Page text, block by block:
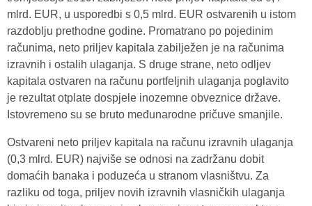
mlrd. EUR, u usporedbi s 0,5 mlrd. EUR ostvarenih u istom
razdoblju prethodne godine. Promatrano po pojedinim
računima, neto priljev kapitala zabilježen je na računima
izravnih i ostalih ulaganja. S druge strane, neto odljev
kapitala ostvaren na računu portfeljnih ulaganja poglavito
je rezultat otplate dospjele inozemne obveznice države.
Istovremeno su se bruto međunarodne pričuve smanjile.
Ostvareni neto priljev kapitala na računu izravnih ulaganja
(0,3 mlrd. EUR) najviše se odnosi na zadržanu dobit
domaćih banaka i poduzeća u stranom vlasništvu. Za
razliku od toga, priljev novih izravnih vlasničkih ulaganja